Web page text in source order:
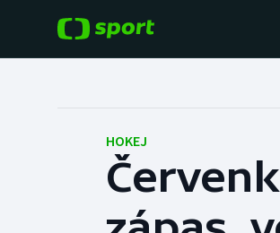
Hokej
Tenis
HOKEJ